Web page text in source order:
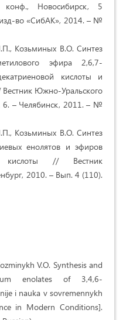
конф., Новосибирск, 5
во «СибАК», 2014. – №
Козьминых В.О. Синтез
эфира 2,6,7-
кислоты и
Вестник Южно-Уральского
6. – Челябинск, 2011. – №
Козьминых В.О. Синтез
енолятов и эфиров
кислоты // Вестник
2010. – Вып. 4 (110).
V.O. Synthesis and
enolates of 3,4,6-
i nauka v sovremennykh
in Modern Conditions].